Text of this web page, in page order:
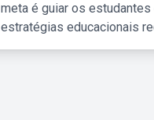
meta é guiar os
estratégias educacionais